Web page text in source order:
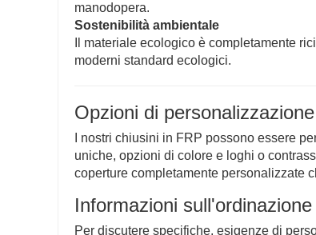
manodopera.
Sostenibilità ambientale
Il materiale ecologico è completamente
moderni standard ecologici.
Opzioni di personalizzazione
I nostri chiusini in FRP possono essere
uniche, opzioni di colore e loghi o
coperture completamente personalizzate
Informazioni sull'ordinazione
Per discutere specifiche, esigenze di